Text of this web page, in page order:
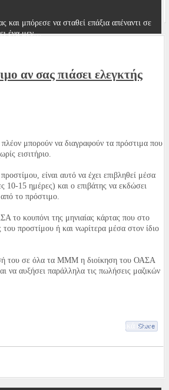
και μπόρεσε να σταθεί επάξια απέναντι σε
ένα μεγ…
το 1870. Γιατρός στο επάγγελμα και
στο Καταφύγιο.
εκλογικούς καταλόγους στο Καταφύγιο.
340. Είναι…
Οι γνώστες του θέματος και γενικά όσοι
αν σας πιάσει ελεγκτής
μπορούν να διαγραφούν τα πρόστιμα που
εισιτήριο.
είναι αυτό να έχει επιβληθεί μέσα
10-15 ημέρες) και ο επιβάτης να εκδώσει
από το πρόστιμο.
το κουπόνι της μηνιαίας κάρτας που στο
προστίμου ή και νωρίτερα μέσα στον ίδιο
του σε όλα τα ΜΜΜ η διοίκηση του ΟΑΣΑ
να αυξήσει παράλληλα τις πωλήσεις μαζικών
Share